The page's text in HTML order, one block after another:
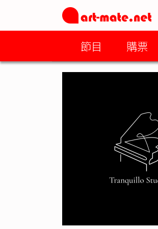
節目 購票